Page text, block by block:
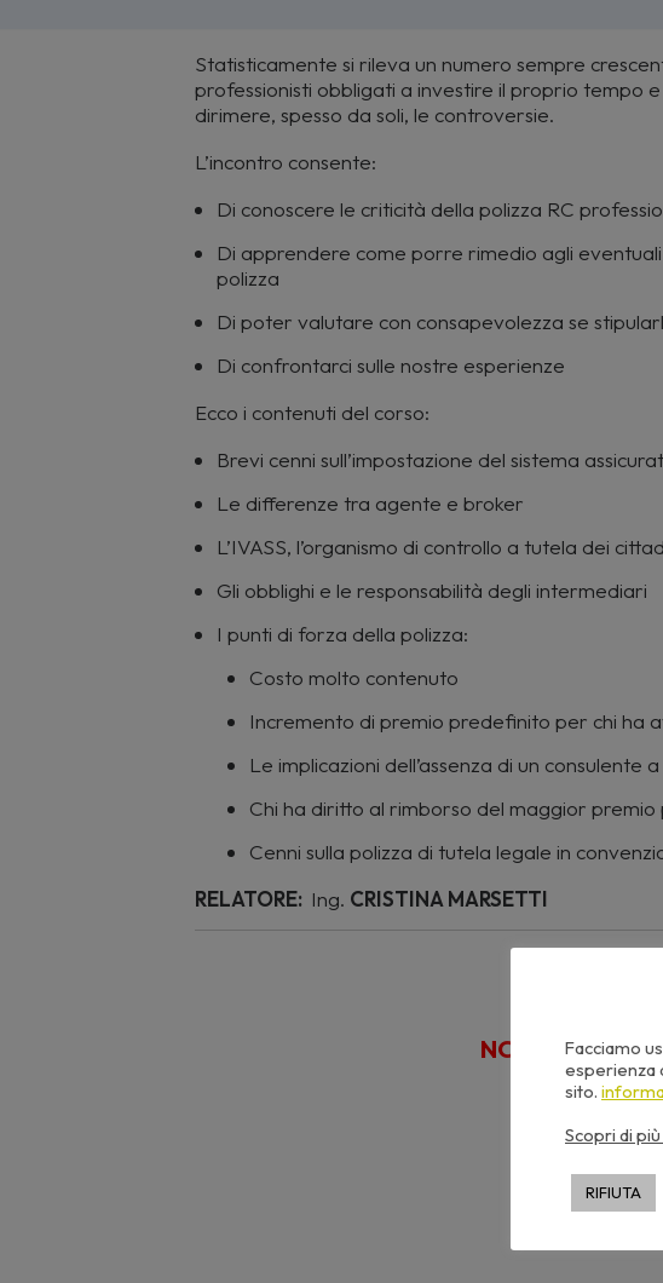
Statisticamente si rileva un numero sempre
professionisti obbligati a investire il proprio tempo
dirimere, spesso da soli, le controversie.
L’incontro consente:
Di conoscere le criticità della polizza RC
Di apprendere come porre rimedio agli
polizza
Di poter valutare con consapevolezza se
Di confrontarci sulle nostre esperienze
Ecco i contenuti del corso:
Brevi cenni sull’impostazione del sistema
Le differenze tra agente e broker
L’IVASS, l’organismo di controllo a tutela dei
Gli obblighi e le responsabilità degli intermediari
I punti di forza della polizza:
Costo molto contenuto
Incremento di premio predefinito per chi ha
Le implicazioni dell’assenza di un consulente
Chi ha diritto al rimborso del maggior
Cenni sulla polizza di tutela legale in
RELATORE: Ing. CRISTINA MARSETTI
NON
Facciamo
esperienza
sito.
Scopri di
RIFIUTA